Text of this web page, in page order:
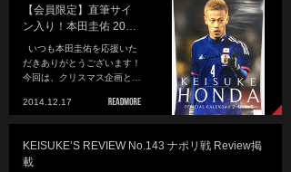
【会員限定】直筆サイ
ン入り！本田圭佑 20…
いつも本田圭佑を応援いた
だきありがとうございます！
今回は、クリスマス企画と…
2014.12.17
KEISUKE’S REVIEW No.143 ナポリ戦 Review掲
載